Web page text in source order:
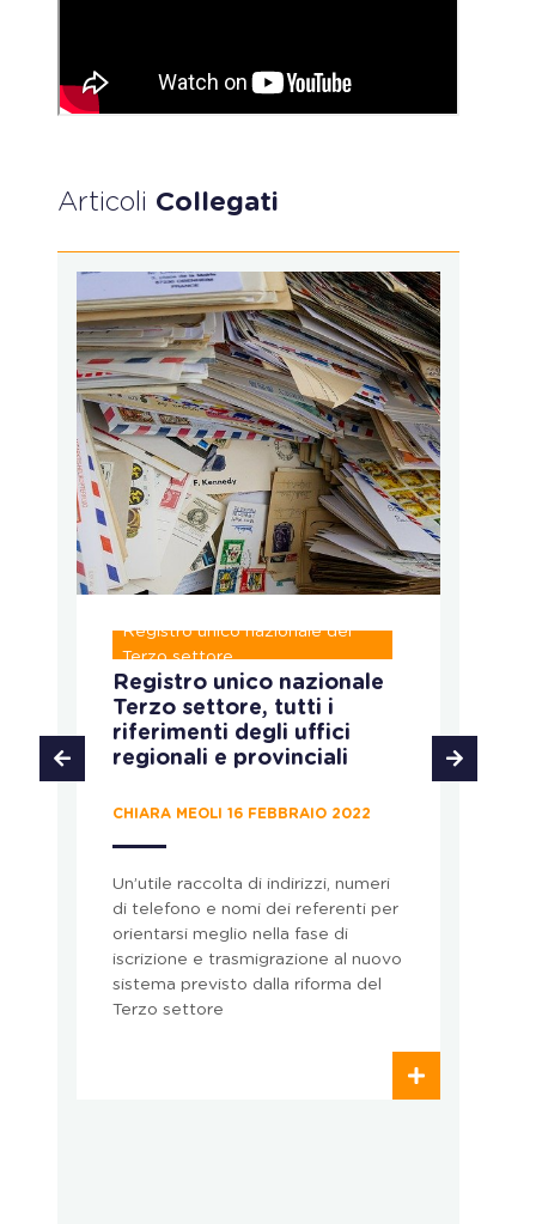
Articoli Collegati
Registro unico nazionale del
Terzo settore
Registro unico nazionale
Terzo settore, tutti i
riferimenti degli uffici
regionali e provinciali
CHIARA MEOLI 16 FEBBRAIO 2022
Un’utile raccolta di indirizzi, numeri
di telefono e nomi dei referenti per
orientarsi meglio nella fase di
iscrizione e trasmigrazione al nuovo
sistema previsto dalla riforma del
Terzo settore